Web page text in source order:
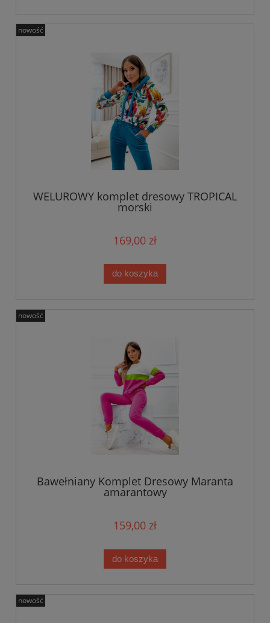
WELUROWY komplet dresowy TROPICAL
morski
169,00 zł
do koszyka
nowość
Bawełniany Komplet Dresowy Maranta
amarantowy
159,00 zł
do koszyka
nowość
nowość